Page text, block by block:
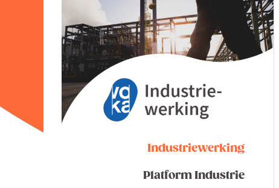
Industriewerking
Platform Industrie